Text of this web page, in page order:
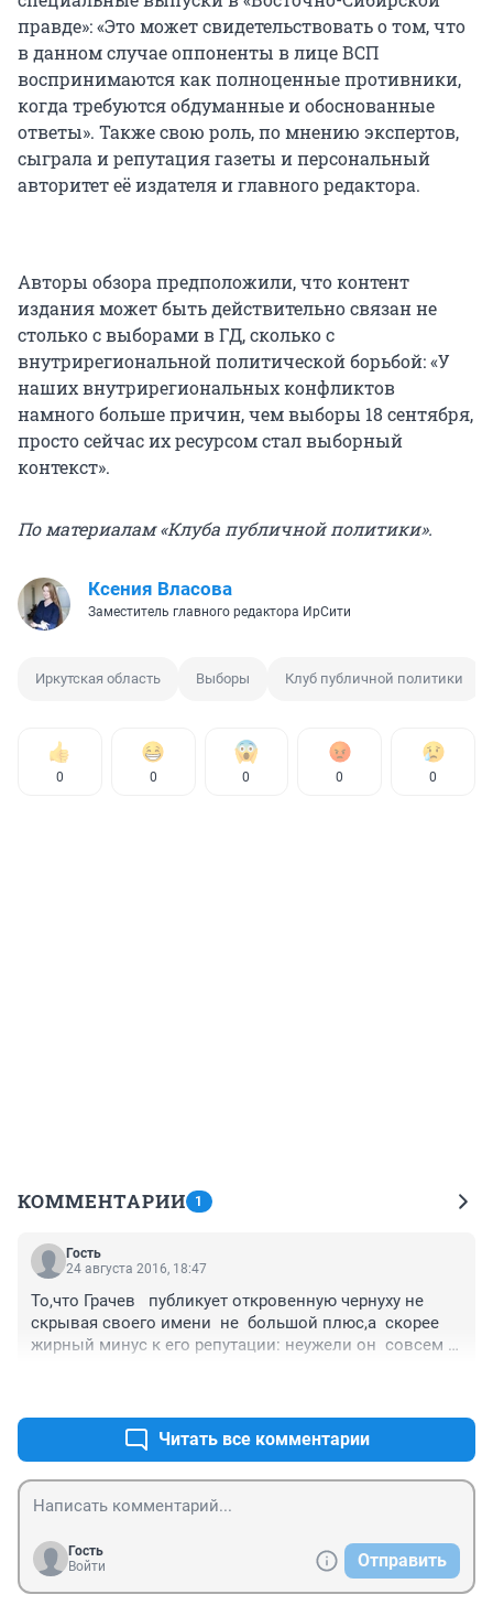
правде»: «Это может свидетельствовать о том, что
в данном случае оппоненты в лице ВСП
воспринимаются как полноценные противники,
когда требуются обдуманные и обоснованные
ответы». Также свою роль, по мнению экспертов,
сыграла и репутация газеты и персональный
авторитет её издателя и главного редактора.
Авторы обзора предположили, что контент
издания может быть действительно связан не
столько с выборами в ГД, сколько с
внутрирегиональной политической борьбой: «У
наших внутрирегиональных конфликтов
намного больше причин, чем выборы 18 сентября,
просто сейчас их ресурсом стал выборный
контекст».
По материалам «Клуба публичной политики».
Ксения Власова
Заместитель главного редактора ИрСити
Иркутская область Выборы Клуб публичной политики
0 0 0 0 0
КОММЕНТАРИИ 1
Гость
24 августа 2016, 18:47
То,что Грачев   публикует откровенную чернуху не
скрывая своего имени  не  большой плюс,а  скорее
жирный минус к его репутации: неужели он  совсем
законопроекты  и пустые обещания.
Читать все комментарии
Гость
Войти
Отправить